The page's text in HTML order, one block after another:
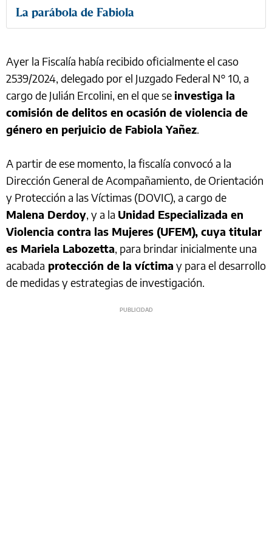
La parábola de Fabiola
Ayer la Fiscalía había recibido oficialmente el caso
2539/2024, delegado por el Juzgado Federal N° 10, a
cargo de Julián Ercolini, en el que seinvestiga la
comisión de delitos en ocasión de violencia de
género en perjuicio de Fabiola Yañez.
A partir de ese momento, la fiscalía convocó a la
Dirección General de Acompañamiento, de Orientación
y Protección a las Víctimas (DOVIC), a cargo de
Malena Derdoy, y a la Unidad Especializada en
Violencia contra las Mujeres (UFEM), cuya titular
es Mariela Labozetta, para brindar inicialmente una
acabada protección de la víctima y para el desarrollo
de medidas y estrategias de investigación.